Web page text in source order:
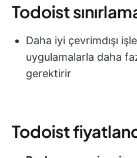
Todoist
Daha iyi çevrimdışı
uygulamalarla daha
gerektirir
Todoist